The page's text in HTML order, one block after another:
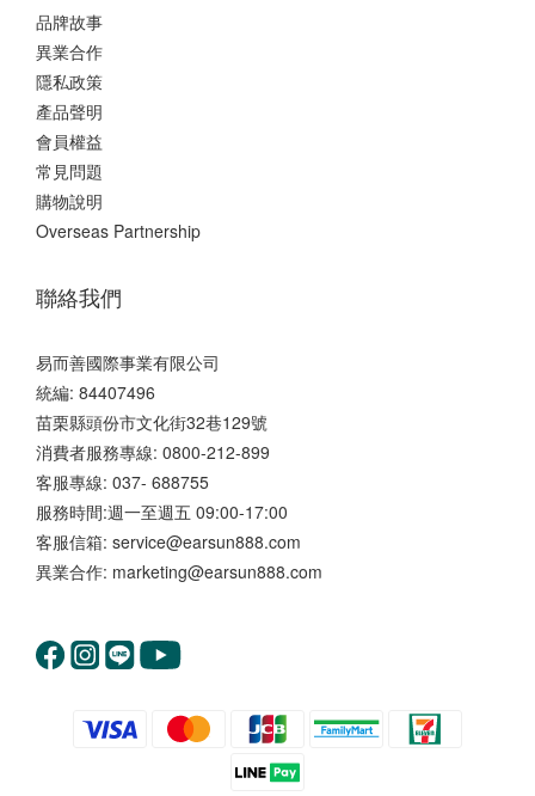
品牌故事
異業合作
隱私政策
產品聲明
會員權益
常見問題
購物說明
Overseas Partnership
聯絡我們
易而善國際事業有限公司
統編: 84407496
苗栗縣頭份市文化街32巷129號
消費者服務專線: 0800-212-899
客服專線: 037- 688755
服務時間:週一至週五 09:00-17:00
客服信箱: service@earsun888.com
異業合作: marketing@earsun888.com